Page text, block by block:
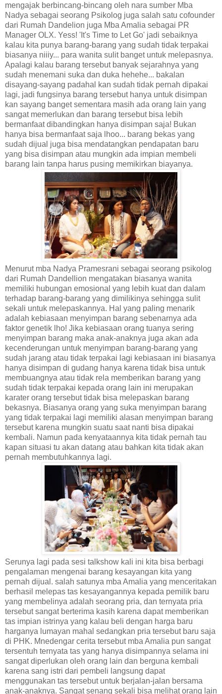
mengajak berbincang-bincang oleh nara sumber Mba
Nadya sebagai seorang Psikolog juga salah satu cofounder
dari Rumah Dandelion juga Mba Amalia sebagai PR
Manager OLX. Yess! 'It's Time to Let Go' jadi sebaiknya
kalau kita punya barang-barang yang sudah tidak terpakai
biasanya niiiy... para wanita sulit banget untuk melepasnya.
Apalagi kalau barang tersebut banyak sejarahnya yang
sudah menemani suka dan duka hehehe... bakalan
disayang-sayang padahal kan sudah tidak pernah dipakai
lagi, jadi fungsinya barang tersebut hanya untuk disimpan
kan sayang banget sementara masih ada orang lain yang
sangat memerlukan dan barang tersebut bisa lebih
bermanfaat dibandingkan hanya disimpan saja! Bukan
hanya bisa bermanfaat saja lhoo... barang bekas yang
sudah dijual juga bisa mendatangkan pendapatan baru
yang bisa disimpan atau mungkin ada impian membeli
barang lain tanpa harus pusing memikirkan biayanya.
Menurut mba Nadya Pramesrani sebagai seorang psikolog
dari Rumah Dandellion mengatakan biasanya wanita
memiliki hubungan emosional yang lebih kuat dan dalam
terhadap barang-barang yang dimilikinya sehingga sulit
sekali untuk melepaskannya. Hal yang paling menarik
adalah kebiasaan menyimpan barang sebenarnya ada
faktor genetik lho! Jika kebiasaan orang tuanya sering
menyimpan barang maka anak-anaknya juga akan ada
kecenderungan untuk menyimpan barang-barang yang
sudah jarang atau tidak terpakai lagi kebiasaan ini biasanya
hanya disimpan di gudang hanya karena tidak bisa untuk
membuangnya atau tidak rela memberikan barang yang
sudah tidak terpakai kepada orang lain ini merupakan
karater orang tersebut tidak bisa melepaskan barang
bekasnya. Biasanya orang yang suka menyimpan barang
yang tidak terpakai lagi memiliki alasan menyimpan barang
tersebut karena mungkin suatu saat nanti bisa dipakai
kembali. Namun pada kenyataannya kita tidak pernah tau
kapan situasi tu akan datang atau bahkan kita tidak akan
pernah membutuhkannya lagi.
Serunya lagi pada sesi talkshow kali ini kita bisa berbagi
pengalaman mengenai barang kesayangan kita yang
pernah dijual. salah satunya mba Amalia yang menceritakan
berhasil melepas tas kesayangannya kepada pemilik baru
yang membelinya adalah seorang pria, dan ternyata pria
tersebut sangat berterima kasih karena dapat memberikan
tas impian istrinya yang kalau beli dengan harga baru
harganya lumayan mahal sedangkan pria tersebut baru saja
di PHK. Mnedengar cerita tersebut mba Amalia pun sangat
tersentuh ternyata tas yang hanya disimpannya selama ini
sangat diperlukan oleh orang lain dan berguna kembali
karena sang istri dari pembeli langsung dapat
menggunakan tas tersebut untuk berjalan-jalan bersama
anak-anaknya. Sangat senang sekali bisa melihat orang lain